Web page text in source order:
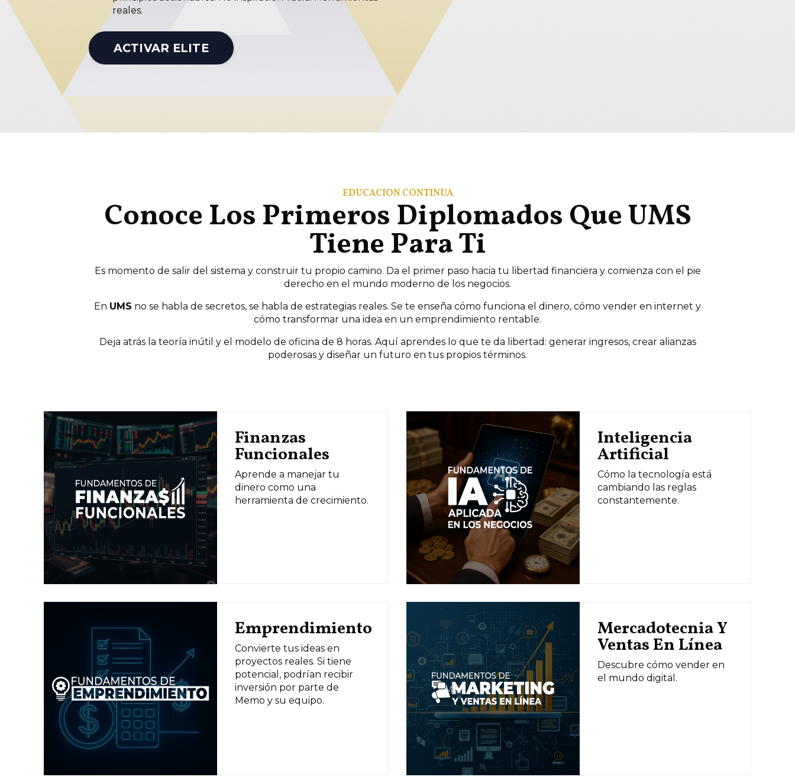
reales.
ACTIVAR ELITE
EDUCACIÓN CONTINUA
Conoce Los Primeros Diplomados Que UMS
Tiene Para Ti
Es momento de salir del sistema y construir tu propio camino. Da el primer paso hacia tu libertad financiera y comienza con el pie
derecho en el mundo moderno de los negocios.
En UMS no se habla de secretos, se habla de estrategias reales. Se te enseña cómo funciona el dinero, cómo vender en internet y
cómo transformar una idea en un emprendimiento rentable.
Deja atrás la teoría inútil y el modelo de oficina de 8 horas. Aquí aprendes lo que te da libertad: generar ingresos, crear alianzas
poderosas y diseñar un futuro en tus propios términos.
Finanzas
Funcionales
Aprende a manejar tu
dinero como una
herramienta de crecimiento.
Inteligencia
Artificial
Cómo la tecnología está
cambiando las reglas
constantemente.
Emprendimiento
Convierte tus ideas en
proyectos reales. Si tiene
potencial, podrían recibir
inversión por parte de
Memo y su equipo.
Mercadotecnia Y
Ventas En Línea
Descubre cómo vender en
el mundo digital.